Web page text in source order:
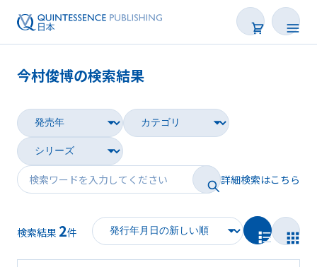
雑誌
映像
電子BOOK
著者一覧
今村俊博の検索結果
詳細検索はこちら
検索結果 2件